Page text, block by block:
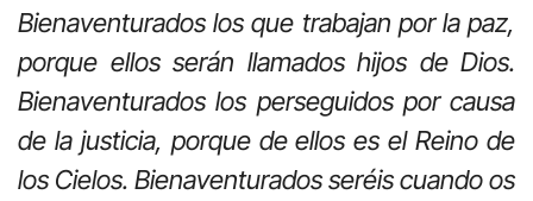
Bienaventurados los que trabajan por la paz,
porque ellos serán llamados hijos de Dios.
Bienaventurados los perseguidos por causa
de la justicia, porque de ellos es el Reino de
los Cielos. Bienaventurados seréis cuando os